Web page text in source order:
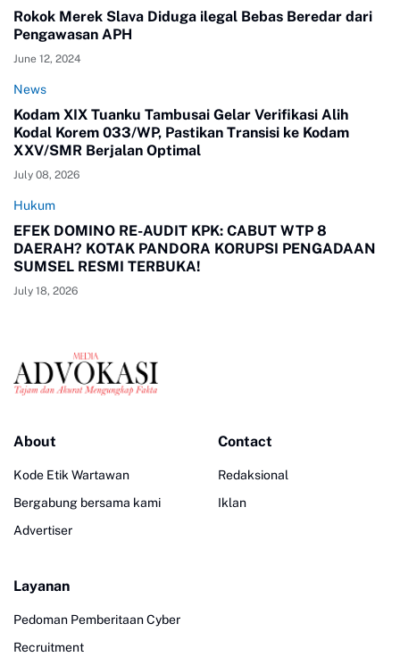
Rokok Merek Slava Diduga ilegal Bebas Beredar dari
Pengawasan APH
June 12, 2024
News
Kodam XIX Tuanku Tambusai Gelar Verifikasi Alih
Kodal Korem 033/WP, Pastikan Transisi ke Kodam
XXV/SMR Berjalan Optimal
July 08, 2026
Hukum
EFEK DOMINO RE-AUDIT KPK: CABUT WTP 8
DAERAH? KOTAK PANDORA KORUPSI PENGADAAN
SUMSEL RESMI TERBUKA!
July 18, 2026
About
Kode Etik Wartawan
Bergabung bersama kami
Advertiser
Contact
Redaksional
Iklan
Layanan
Pedoman Pemberitaan Cyber
Recruitment